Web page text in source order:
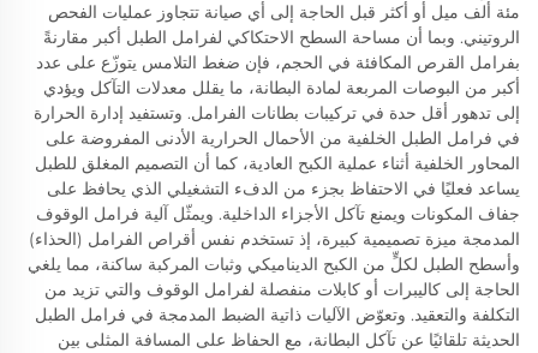
مئة ألف ميل أو أكثر قبل الحاجة إلى أي صيانة تتجاوز عمليات الفحص
الروتيني. وبما أن مساحة السطح الاحتكاكي لفرامل الطبل أكبر مقارنةً
بفرامل القرص المكافئة في الحجم، فإن ضغط التلامس يتوزّع على عدد
أكبر من البوصات المربعة لمادة البطانة، ما يقلل معدلات التآكل ويؤدي
إلى تدهور أقل حدة في تركيبات بطانات الفرامل. وتستفيد إدارة الحرارة
في فرامل الطبل الخلفية من الأحمال الحرارية الأدنى المفروضة على
المحاور الخلفية أثناء عملية الكبح العادية، كما أن التصميم المغلق للطبل
يساعد فعليًا في الاحتفاظ بجزء من الدفء التشغيلي الذي يحافظ على
جفاف المكونات ويمنع تآكل الأجزاء الداخلية. ويمثّل آلية فرامل الوقوف
المدمجة ميزة تصميمية كبيرة، إذ تستخدم نفس أقراص الفرامل (الحذاء)
وأسطح الطبل لكلٍّ من الكبح الديناميكي وثبات المركبة ساكنة، مما يلغي
الحاجة إلى كاليبرات أو كابلات منفصلة لفرامل الوقوف والتي تزيد من
التكلفة والتعقيد. وتعوّض الآليات ذاتية الضبط المدمجة في فرامل الطبل
الحديثة تلقائيًا عن تآكل البطانة، مع الحفاظ على المسافة المثلى بين